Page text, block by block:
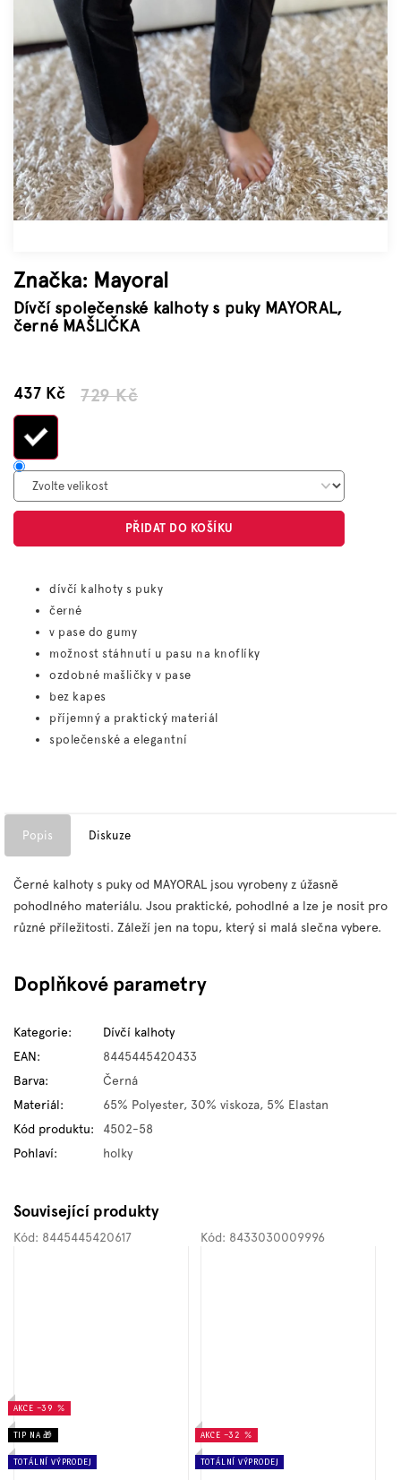
Měna
(CZK)
Přihlášení
Značka: Mayoral
Dívčí společenské kalhoty s puky MAYORAL,
černé MAŠLIČKA
729 Kč
437 KčMěrná
PŘIDAT DO KOŠÍKU
dívčí kalhoty s puky
černé
v pase do gumy
možnost stáhnutí u pasu na knoflíky
ozdobné mašličky v pase
bez kapes
příjemný a praktický materiál
společenské a elegantní
Popis Diskuze
Černé kalhoty s puky od MAYORAL jsou vyrobeny z úžasně
pohodlného materiálu. Jsou praktické, pohodlné a lze je nosit pro
různé příležitosti. Záleží jen na topu, který si malá slečna vybere.
Doplňkové parametry
Kategorie:
Dívčí kalhoty
EAN:
8445445420433
Barva:
Černá
Materiál:
65% Polyester, 30% viskoza, 5% Elastan
Kód produktu:
4502-58
Pohlaví: holky
Související produkty
AKCE –39 %
TIP NA 🎁
TOTÁLNÍ VÝPRODEJ
Kód: 8445445420617
AKCE –32 %
TOTÁLNÍ VÝPRODEJ
Kód: 8433030009996